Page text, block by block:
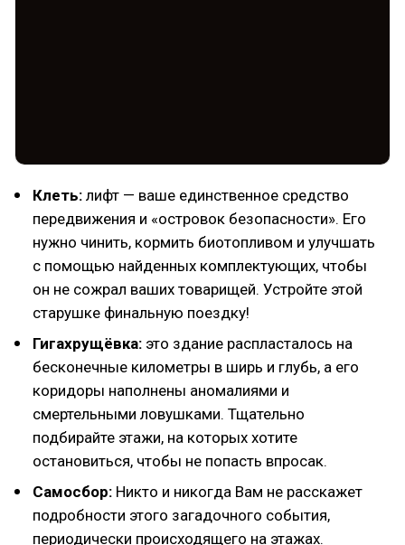
Клеть: лифт — ваше единственное средство
передвижения и «островок безопасности». Его
нужно чинить, кормить биотопливом и улучшать
с помощью найденных комплектующих, чтобы
он не сожрал ваших товарищей. Устройте этой
старушке финальную поездку!
Гигахрущёвка: это здание распласталось на
бесконечные километры в ширь и глубь, а его
коридоры наполнены аномалиями и
смертельными ловушками. Тщательно
подбирайте этажи, на которых хотите
остановиться, чтобы не попасть впросак.
Самосбор: Никто и никогда Вам не расскажет
подробности этого загадочного события,
периодически происходящего на этажах.